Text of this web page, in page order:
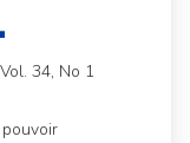
34, No 1